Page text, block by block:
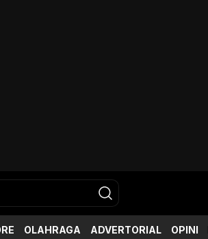
OLAHRAGA ADVERTORIAL OPINI